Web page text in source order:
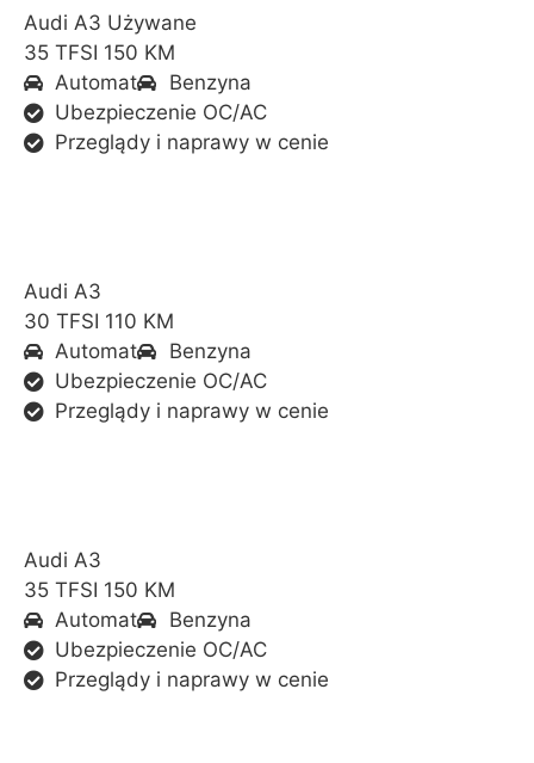
Audi A3 Używane
35 TFSI 150 KM
Automat
Benzyna
Ubezpieczenie OC/AC
Przeglądy i naprawy w cenie
Audi A3
30 TFSI 110 KM
Automat
Benzyna
Ubezpieczenie OC/AC
Przeglądy i naprawy w cenie
Audi A3
35 TFSI 150 KM
Automat
Benzyna
Ubezpieczenie OC/AC
Przeglądy i naprawy w cenie